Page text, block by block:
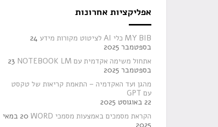
אפליקציות אחרונות
MY BIB כלי AI לציטוט מקורות מידע
24
בספטמבר 2025
אתחול משימה אקדמית עם NOTEBOOK LM
23
בספטמבר 2025
מהגן ועד האקדמיה – התאמת קריאות של טקסט
עם GPT
22 באוגוסט 2025
הקראת מסמכים באמצעות מסמכי WORD
20 במאי
2025